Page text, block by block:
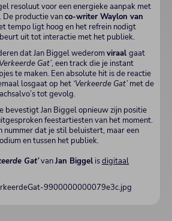
resoluut voor een energieke aanpak met
De productie vanco-writer Waylon van
tempo ligt hoog en het refrein nodigt
uit tot interactie met het publiek.
dat Jan Biggel wederomviraal gaat
Gat’, een track die je instant
te maken. Een absolute hit is de reactie
losgaat op het ‘Verkeerde Gat’ met de
tot gevolg.
bevestigt Jan Biggel opnieuw zijn positie
feestartiesten van het moment.
nummer dat je stil beluistert, maar een
en tussen het publiek.
Gat’vanJan Biggel isdigitaal